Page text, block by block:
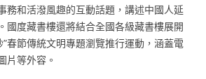
務和活潑風趣的互動話題，講述中國人延
國度藏書樓還將結合全國各級藏書樓展開
”春節傳統文明專題瀏覽推行運動，涵蓋電
片等外容。